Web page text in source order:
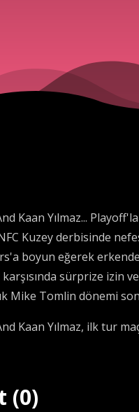
Kaan Yılmaz...
Kuzey derbisinde
boyun eğerek
sürprize izin
Mike Tomlin dönemi
Kaan Yılmaz, ilk tur
(0)